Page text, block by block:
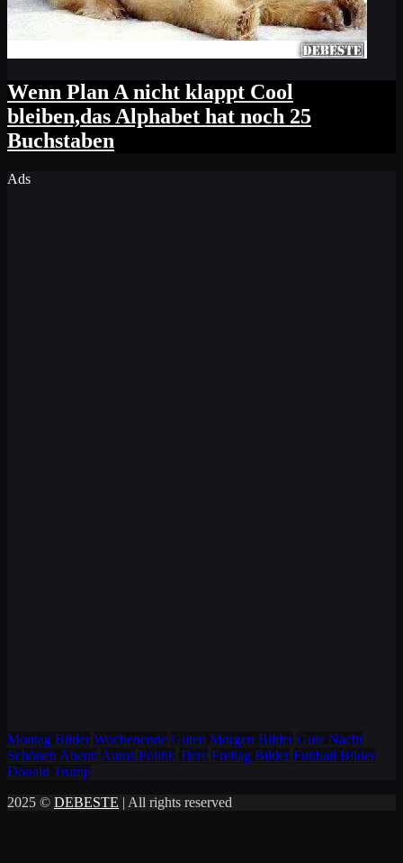
Wenn Plan A nicht klappt Cool
bleiben,das Alphabet hat noch 25
Buchstaben
Ads
Montag Bilder Wochenende Guten Morgen Bilder Gute Nacht
Schönen Abend Autos Politik Tiere Freitag Bilder Fußball Bilder
Donald Trump
2025 © DEBESTE | All rights reserved